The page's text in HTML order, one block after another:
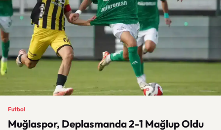
Futbol
Muğlaspor, Deplasmanda 2-1 Mağlup Oldu